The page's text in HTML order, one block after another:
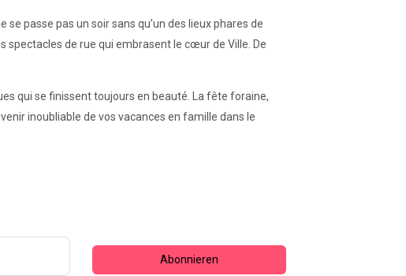
passe pas un soir sans qu’un des lieux phares de
spectacles de rue qui embrasent le cœur de Ville. De
qui se finissent toujours en beauté. La fête foraine,
inoubliable de vos vacances en famille dans le
Abonnieren